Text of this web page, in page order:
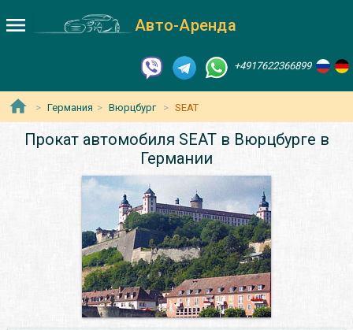
Авто-Аренда
+4917622366899
Германия Вюрцбург SEAT
Прокат автомобиля SEAT в Вюрцбурге в
Германии